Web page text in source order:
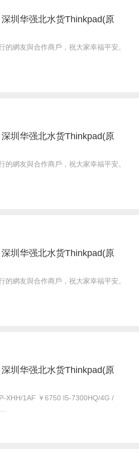
深圳华强北水货Thinkpad(原
的網友與合作商戶，祝大家幸福平安。
深圳华强北水货Thinkpad(原
的網友與合作商戶，祝大家幸福平安。
深圳华强北水货Thinkpad(原
的網友與合作商戶，祝大家幸福平安。
深圳华强北水货Thinkpad(原
XHH/1AF ￥6750 I5-7300HQ/4G /